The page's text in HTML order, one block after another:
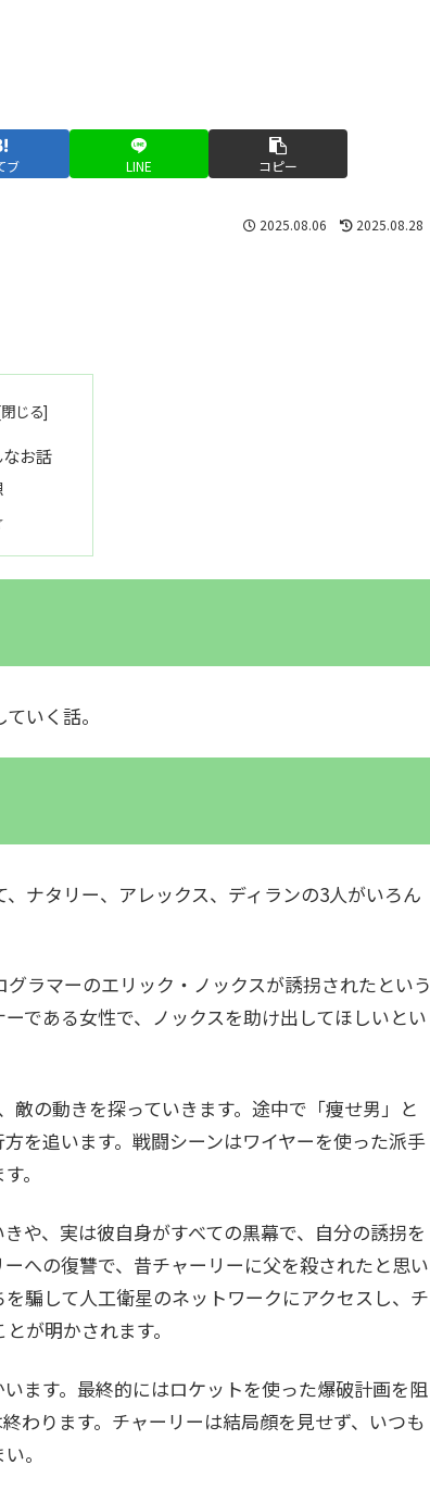
ブ LINE コピー
2025.08.06 2025.08.28
お話
いく話。
ナタリー、アレックス、ディランの3人がいろん
ラマーのエリック・ノックスが誘拐されたという
である女性で、ノックスを助け出してほしいとい
の動きを探っていきます。途中で「痩せ男」と
を追います。戦闘シーンはワイヤーを使った派手
。
や、実は彼自身がすべての黒幕で、自分の誘拐を
への復讐で、昔チャーリーに父を殺されたと思い
騙して人工衛星のネットワークにアクセスし、チ
が明かされます。
ます。最終的にはロケットを使った爆破計画を阻
わります。チャーリーは結局顔を見せず、いつも
。